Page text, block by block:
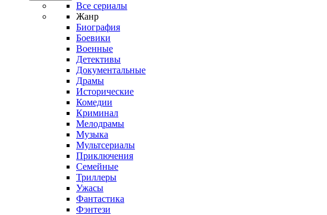
Все сериалы
Жанр
Биография
Боевики
Военные
Детективы
Документальные
Драмы
Исторические
Комедии
Криминал
Мелодрамы
Музыка
Мультсериалы
Приключения
Семейные
Триллеры
Ужасы
Фантастика
Фэнтези